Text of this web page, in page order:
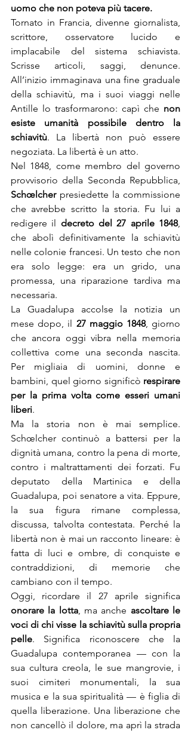
uomo che non poteva più tacere.
Tornato in Francia, divenne giornalista,
scrittore, osservatore lucido e
implacabile del sistema schiavista.
Scrisse articoli, saggi, denunce.
All’inizio immaginava una fine graduale
della schiavitù, ma i suoi viaggi nelle
Antille lo trasformarono: capì che non
esiste umanità possibile dentro la
schiavitù. La libertà non può essere
negoziata. La libertà è un atto.
Nel 1848, come membro del governo
Schœlcher presiedette la commissione
che avrebbe scritto la storia. Fu lui a
redigere il decreto del 27 aprile 1848,
che abolì definitivamente la schiavitù
nelle colonie francesi. Un testo che non
era solo legge: era un grido, una
promessa, una riparazione tardiva ma
necessaria.
La Guadalupa accolse la notizia un
mese dopo, il 27 maggio 1848, giorno
che ancora oggi vibra nella memoria
collettiva come una seconda nascita.
Per migliaia di uomini, donne e
bambini, quel giorno significò respirare
per la prima volta come esseri umani
liberi.
Ma la storia non è mai semplice.
Schœlcher continuò a battersi per la
dignità umana, contro la pena di morte,
contro i maltrattamenti dei forzati. Fu
deputato della Martinica e della
Guadalupa, poi senatore a vita. Eppure,
la sua figura rimane complessa,
discussa, talvolta contestata. Perché la
libertà non è mai un racconto lineare: è
fatta di luci e ombre, di conquiste e
contraddizioni, di memorie che
cambiano con il tempo.
onorare la lotta, ma anche ascoltare le
voci di chi visse la schiavitù sulla propria
pelle. Significa riconoscere che la
Guadalupa contemporanea — con la
sua cultura creola, le sue mangrovie, i
suoi cimiteri monumentali, la sua
musica e la sua spiritualità — è figlia di
quella liberazione. Una liberazione che
non cancellò il dolore, ma aprì la strada